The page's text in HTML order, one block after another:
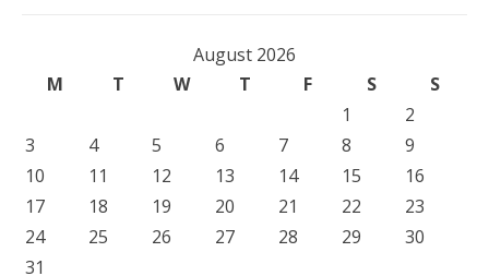
August 2026
M
T W T F S
S
1
2
3
4 5 6 7 8
9
10
11 12 13 14 15
16
17
18 19 20 21 22
23
24
25 26 27 28 29
30
31